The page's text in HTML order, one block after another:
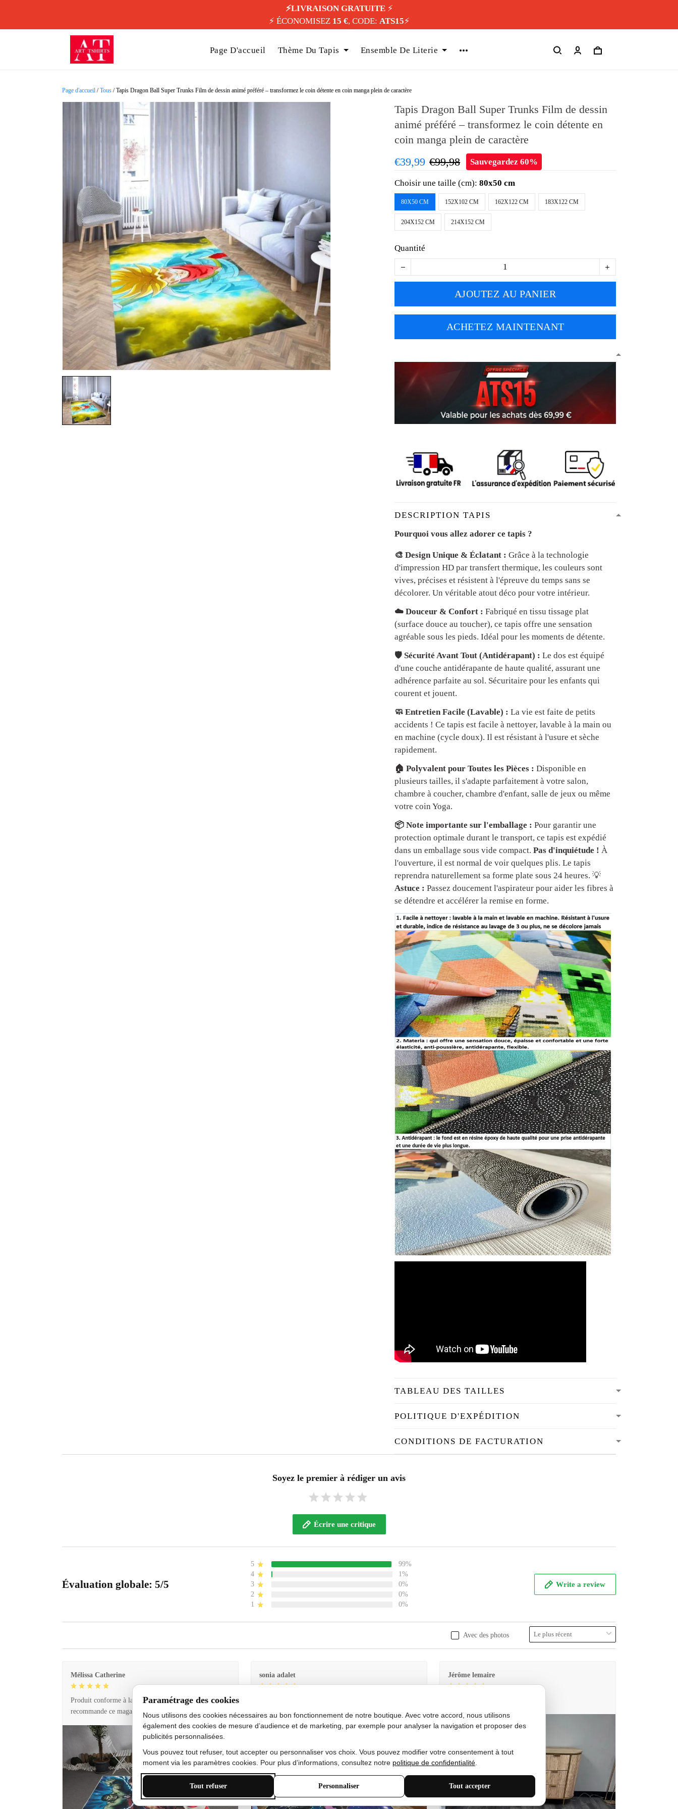
⚡️LIVRAISON GRATUITE⚡️
⚡️ ÉCONOMISEZ 15 €, CODE: ATS15⚡️
Page D'accueil Thème Du Tapis Ensemble De Literie
Page d'accueil /Tous /Tapis Dragon Ball Super Trunks Film de dessin animé préféré – transformez le coin détente en coin manga plein de caractère
Tapis Dragon Ball Super Trunks Film de dessin
animé préféré – transformez le coin détente en
coin manga plein de caractère
€39,99 €99,98 Sauvegardez 60%
Choisir une taille (cm):80x50 cm
80X50 CM 152X102 CM 162X122 CM 183X122 CM
204X152 CM 214X152 CM
Quantité
AJOUTEZ AU PANIER
ACHETEZ MAINTENANT
DESCRIPTION TAPIS
Pourquoi vous allez adorer ce tapis ?
🎨 Design Unique & Éclatant : Grâce à la technologie
d'impression HD par transfert thermique, les couleurs sont
vives, précises et résistent à l'épreuve du temps sans se
décolorer. Un véritable atout déco pour votre intérieur.
☁️ Douceur & Confort : Fabriqué en tissu tissage plat
(surface douce au toucher), ce tapis offre une sensation
agréable sous les pieds. Idéal pour les moments de détente.
🛡️ Sécurité Avant Tout (Antidérapant) : Le dos est équipé
d'une couche antidérapante de haute qualité, assurant une
adhérence parfaite au sol. Sécuritaire pour les enfants qui
courent et jouent.
🧼 Entretien Facile (Lavable) : La vie est faite de petits
accidents ! Ce tapis est facile à nettoyer, lavable à la main ou
en machine (cycle doux). Il est résistant à l'usure et sèche
rapidement.
🏠 Polyvalent pour Toutes les Pièces : Disponible en
plusieurs tailles, il s'adapte parfaitement à votre salon,
chambre à coucher, chambre d'enfant, salle de jeux ou même
votre coin Yoga.
📦 Note importante sur l'emballage : Pour garantir une
protection optimale durant le transport, ce tapis est expédié
dans un emballage sous vide compact.Pas d'inquiétude ! À
l'ouverture, il est normal de voir quelques plis. Le tapis
reprendra naturellement sa forme plate sous 24 heures. 💡
Astuce : Passez doucement l'aspirateur pour aider les fibres à
se détendre et accélérer la remise en forme.
TABLEAU DES TAILLES
POLITIQUE D'EXPÉDITION
CONDITIONS DE FACTURATION
Soyez le premier à rédiger un avis
Écrire une critique
Évaluation globale: 5/5
5
99%
4
1%
3
0%
2
0%
1
0%
Write a review
Avec des photos
Mélissa Catherine
Produit conforme à la description et livraison rapide. Je
recommande ce magasin !
sonia adalet
bon état doux
Jérôme lemaire
Paramétrage des cookies
Nous utilisons des cookies nécessaires au bon fonctionnement de notre boutique. Avec votre accord, nous utilisons
également des cookies de mesure d’audience et de marketing, par exemple pour analyser la navigation et proposer des
publicités personnalisées.
Vous pouvez tout refuser, tout accepter ou personnaliser vos choix. Vous pouvez modifier votre consentement à tout
moment via les paramètres cookies. Pour plus d’informations, consultez notre politique de confidentialité
Tout refuser Personnaliser Tout accepter